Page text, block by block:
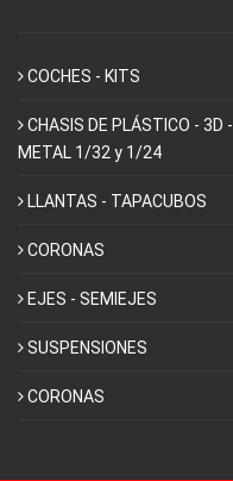
COCHES - KITS
CHASIS DE PLÁSTICO - 3D -
METAL 1/32 y 1/24
LLANTAS - TAPACUBOS
CORONAS
EJES - SEMIEJES
SUSPENSIONES
CORONAS